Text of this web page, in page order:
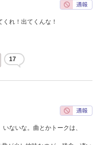
れ！出てくんな！
17
ないな。曲とかトークは、